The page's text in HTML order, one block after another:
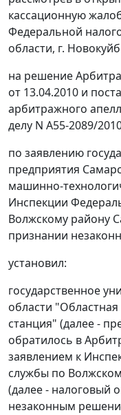
кассационную
Федеральной
области, г.
на решение
от 13.04.2010 и
арбитражного
делу N А55-2089/
по заявлению
предприятия
машинно-
Инспекции
Волжскому району
признании
установил:
государственное
области
станция" (далее -
обратилось в
заявлением к
службы по
(далее - налоговый
незаконным